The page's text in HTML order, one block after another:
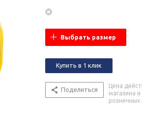
Выбрать размер
Купить в 1 клик
Поделиться
Цена
магазина
розничных